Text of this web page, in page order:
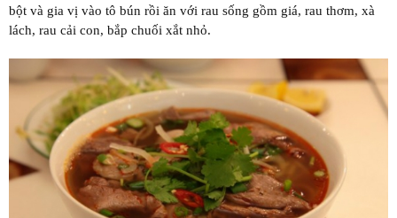
bột và gia vị vào tô bún rồi ăn với rau sống gồm giá, rau thơm, xà
lách, rau cải con, bắp chuối xắt nhỏ.